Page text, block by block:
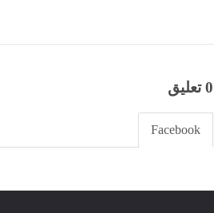
0 تعليق
Facebook